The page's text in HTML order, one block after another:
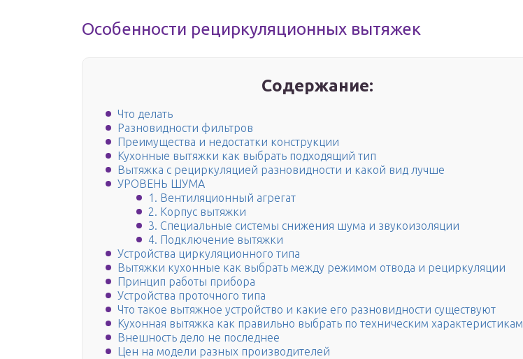
Особенности рециркуляционных вытяжек
Содержание:
Что делать
Разновидности фильтров
Преимущества и недостатки конструкции
Кухонные вытяжки как выбрать подходящий тип
Вытяжка с рециркуляцией разновидности и какой вид лучше
УРОВЕНЬ ШУМА
1. Вентиляционный агрегат
2. Корпус вытяжки
3. Специальные системы снижения шума и звукоизоляции
4. Подключение вытяжки
Устройства циркуляционного типа
Вытяжки кухонные как выбрать между режимом отвода и рециркуляции
Принцип работы прибора
Устройства проточного типа
Что такое вытяжное устройство и какие его разновидности существуют
Кухонная вытяжка как правильно выбрать по техническим характеристикам
Внешность дело не последнее
Цен на модели разных производителей